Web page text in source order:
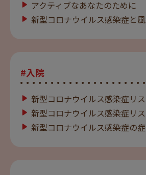
アクティブなあなたのために
新型コロナウイルス感染症と
#入院
新型コロナウイルス感染症リ
新型コロナウイルス感染症リ
新型コロナウイルス感染症の